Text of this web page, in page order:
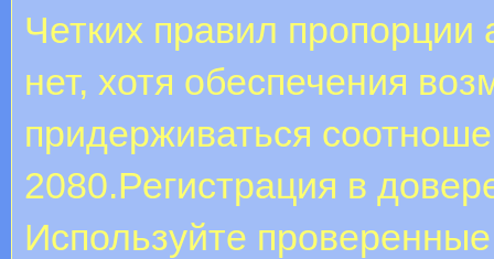
Четких правил
нет, хотя обеспечения
придерживаться
2080.Регистрация в
Используйте